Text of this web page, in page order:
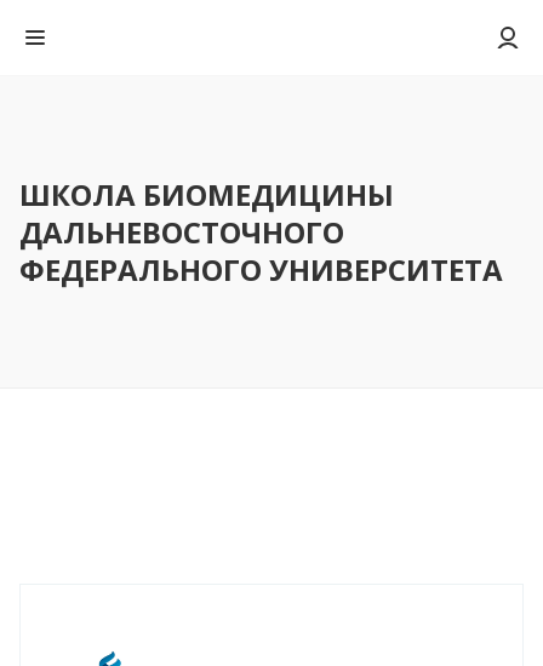
ШКОЛА БИОМЕДИЦИНЫ
ДАЛЬНЕВОСТОЧНОГО
ФЕДЕРАЛЬНОГО УНИВЕРСИТЕТА